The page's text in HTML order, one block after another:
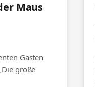
Maus
Gästen
große